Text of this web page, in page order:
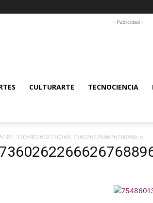
- Publicidad -
CULTURARTE TECNOCIENCIA